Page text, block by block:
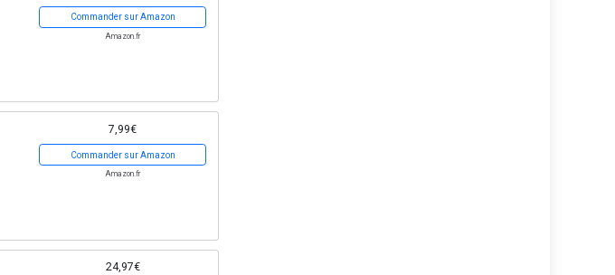
Commander sur Amazon
Amazon.fr
7,99€
Commander sur Amazon
Amazon.fr
24,97€